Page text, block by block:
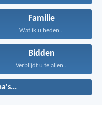
Familie
Wat ik u heden...
Bidden
Verblijdt u te allen...